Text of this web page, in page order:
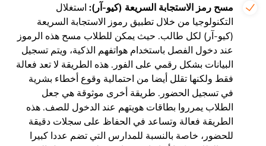
مسح رمز الاستجابة السريعة (كيو-آر): استغلال
التكنولوجيا من خلال تطبيق رموز الاستجابة السريعة
(كيو-آر) لكل طالب. حيث يمكن للطلاب مسح هذه الرموز
عند دخول الفصل باستخدام هواتفهم الذكية، ويتم تسجيل
البيانات بشكل رقمي على الفور. هذه الطريقة لا تعد فعالة
فقط ولكنها تقلل أيضا من احتمالية وقوع أخطاء بشرية
في تسجيل الحضور. طريقة أخرى موثوقة هي جعل
الطلاب يمرروا بطاقات هويتهم عند الدخول للصف. هذه
الطريقة فعالة وتساعد في الحفاظ على سجلات دقيقة
للحضور، خاصة بالنسبة للمدارس التي تضم عددا كبيرا